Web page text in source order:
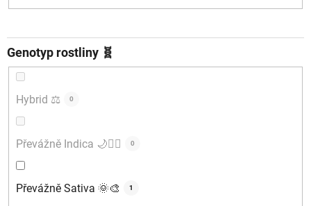
Genotyp rostliny 🧬
Hybrid ⚖️ 0
Převážně Indica 🌙🧘‍♂️ 0
Převážně Sativa 🌞🎨 1